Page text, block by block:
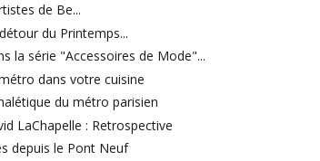
de Be...
du Printemps...
la série "Accessoires de Mode"...
dans votre cuisine
du métro parisien
LaChapelle : Retrospective
depuis le Pont Neuf